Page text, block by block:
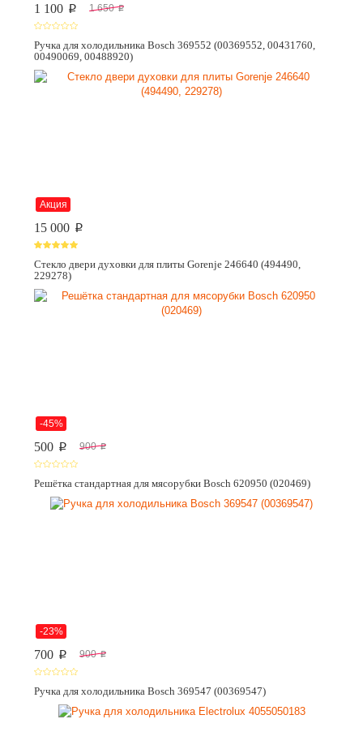
1 100 p 1 650 p
Ручка для холодильника Bosch 369552 (00369552, 00431760,
00490069, 00488920)
Акция
15 000 p
Стекло двери духовки для плиты Gorenje 246640 (494490,
229278)
-45%
500 p 900 p
Решётка стандартная для мясорубки Bosch 620950 (020469)
-23%
700 p 900 p
Ручка для холодильника Bosch 369547 (00369547)